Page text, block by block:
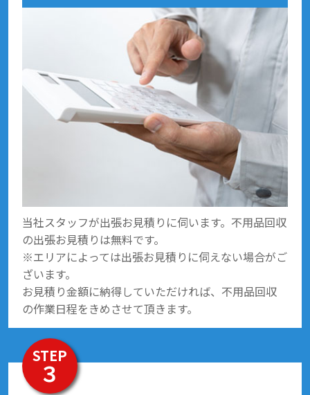
当社スタッフが出張お見積りに伺います。不用品回収
の出張お見積りは無料です。
※エリアによっては出張お見積りに伺えない場合がご
ざいます。
お見積り金額に納得していただければ、不用品回収
の作業日程をきめさせて頂きます。
STEP
３